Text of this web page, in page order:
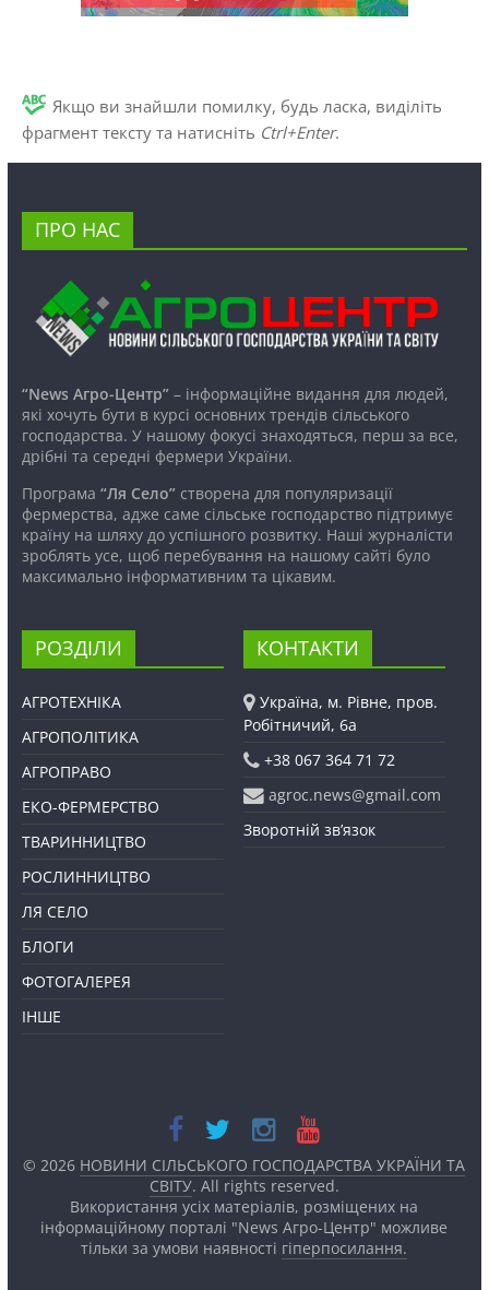
Якщо ви знайшли помилку, будь ласка, виділіть
фрагмент тексту та натисніть Ctrl+Enter.
ПРО НАС
“News Агро-Центр”– інформаційне видання для людей,
які хочуть бути в курсі основних трендів сільського
господарства. У нашому фокусі знаходяться, перш за все,
дрібні та середні фермери України.
Програма “Ля Село”створена для популяризації
фермерства, адже саме сільське господарство підтримує
країну на шляху до успішного розвитку. Наші журналісти
зроблять усе, щоб перебування на нашому сайті було
максимально інформативним та цікавим.
РОЗДІЛИ
АГРОТЕХНІКА
АГРОПОЛІТИКА
АГРОПРАВО
ЕКО-ФЕРМЕРСТВО
ТВАРИННИЦТВО
РОСЛИННИЦТВО
ЛЯ СЕЛО
БЛОГИ
ФОТОГАЛЕРЕЯ
ІНШЕ
КОНТАКТИ
Україна, м. Рівне, пров.
Робітничий, 6а
+38 067 364 71 72
agroc.news@gmail.com
Зворотній зв’язок
© 2026 НОВИНИ СІЛЬСЬКОГО ГОСПОДАРСТВА УКРАЇНИ ТА
СВІТУ. All rights reserved.
Використання усіх матеріалів, розміщених на
інформаційному порталі "News Агро-Центр" можливе
тільки за умови наявності гіперпосилання.